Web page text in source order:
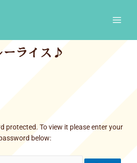
ーライス♪
protected. To view it please enter your
below: